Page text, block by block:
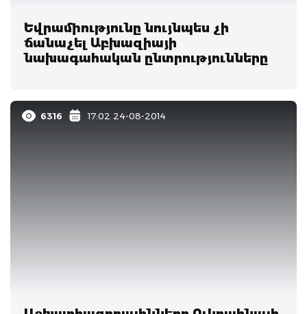
Եվրամիությունը նույնպես չի
ճանաչել Աբխազիայի
նախագահական ընտրությունները
6316 17:02 24-08-2014